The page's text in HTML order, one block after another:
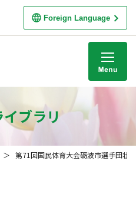
Foreign Language
イブラリ
＞ 第71回国民体育大会砺波市選手団壮